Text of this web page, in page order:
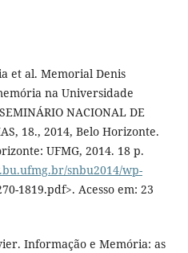
et al. Memorial Denis
na Universidade
NACIONAL DE
18., 2014, Belo Horizonte.
UFMG, 2014. 18 p.
snbu2014/wp-
1819.pdf>. Acesso em: 23
Informação e Memória: as